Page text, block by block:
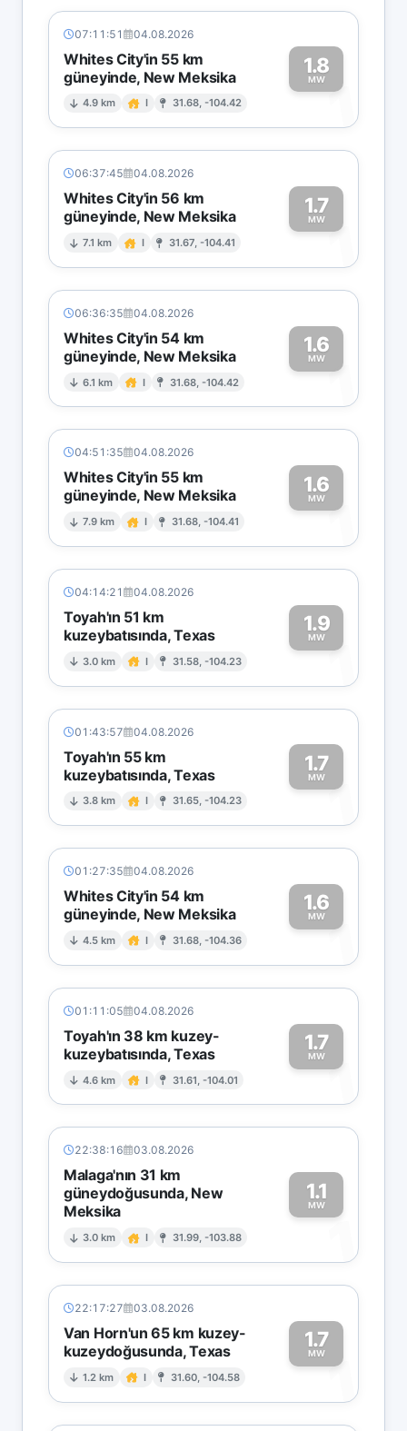
07:11:51 04.08.2026
Whites City'in 55 km
güneyinde, New Meksika
4.9 km I 31.68, -104.42
1.8
MW1
06:37:45 04.08.2026
Whites City'in 56 km
güneyinde, New Meksika
7.1 km I 31.67, -104.41
1.7
MW1
06:36:35 04.08.2026
Whites City'in 54 km
güneyinde, New Meksika
6.1 km I 31.68, -104.42
1.6
MW1
04:51:35 04.08.2026
Whites City'in 55 km
güneyinde, New Meksika
7.9 km I 31.68, -104.41
1.6
MW1
04:14:21 04.08.2026
Toyah'ın 51 km
kuzeybatısında, Texas
3.0 km I 31.58, -104.23
1.9
MW1
01:43:57 04.08.2026
Toyah'ın 55 km
kuzeybatısında, Texas
3.8 km I 31.65, -104.23
1.7
MW1
01:27:35 04.08.2026
Whites City'in 54 km
güneyinde, New Meksika
4.5 km I 31.68, -104.36
1.6
MW1
01:11:05 04.08.2026
Toyah'ın 38 km kuzey-
kuzeybatısında, Texas
4.6 km I 31.61, -104.01
1.7
MW1
22:38:16 03.08.2026
Malaga'nın 31 km
güneydoğusunda, New
Meksika
3.0 km I 31.99, -103.88
1.1
MW
1
22:17:27 03.08.2026
Van Horn'un 65 km kuzey-
kuzeydoğusunda, Texas
1.2 km I 31.60, -104.58
1.7
MW1